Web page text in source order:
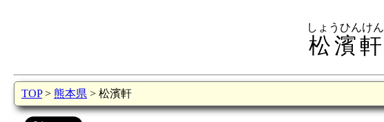
松濱軒
しょうひんけん
TOP> 熊本県 > 松濱軒